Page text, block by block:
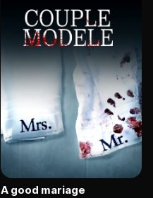
A good mariage